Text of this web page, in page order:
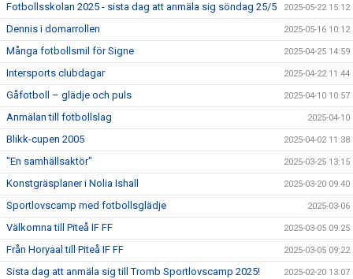
Fotbollsskolan 2025 - sista dag att anmäla sig söndag 25/5 2025-05-22 15:12
Dennis i domarrollen 2025-05-16 10:12
Många fotbollsmil för Signe 2025-04-25 14:59
Intersports clubdagar 2025-04-22 11:44
Gåfotboll – glädje och puls 2025-04-10 10:57
Anmälan till fotbollslag 2025-04-10
Blikk-cupen 2005 2025-04-02 11:38
"En samhällsaktör" 2025-03-25 13:15
Konstgräsplaner i Nolia Ishall 2025-03-20 09:40
Sportlovscamp med fotbollsglädje 2025-03-06
Välkomna till Piteå IF FF 2025-03-05 09:25
Från Horyaal till Piteå IF FF 2025-03-05 09:22
Sista dag att anmäla sig till Tromb Sportlovscamp 2025! 2025-02-20 13:07